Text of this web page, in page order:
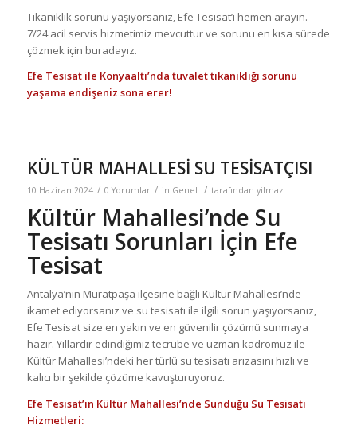
Tıkanıklık sorunu yaşıyorsanız, Efe Tesisat’ı hemen arayın.
7/24 acil servis hizmetimiz mevcuttur ve sorunu en kısa sürede
çözmek için buradayız.
Efe Tesisat ile Konyaaltı’nda tuvalet tıkanıklığı sorunu
yaşama endişeniz sona erer!
KÜLTÜR MAHALLESİ SU TESİSATÇISI
10 Haziran 2024 / 0 Yorumlar / in Genel / tarafından yilmaz
Kültür Mahallesi’nde Su
Tesisatı Sorunları İçin Efe
Tesisat
Antalya’nın Muratpaşa ilçesine bağlı Kültür Mahallesi’nde
ikamet ediyorsanız ve su tesisatı ile ilgili sorun yaşıyorsanız,
Efe Tesisat size en yakın ve en güvenilir çözümü sunmaya
hazır. Yıllardır edindiğimiz tecrübe ve uzman kadromuz ile
Kültür Mahallesi’ndeki her türlü su tesisatı arızasını hızlı ve
kalıcı bir şekilde çözüme kavuşturuyoruz.
Efe Tesisat’ın Kültür Mahallesi’nde Sunduğu Su Tesisatı
Hizmetleri: